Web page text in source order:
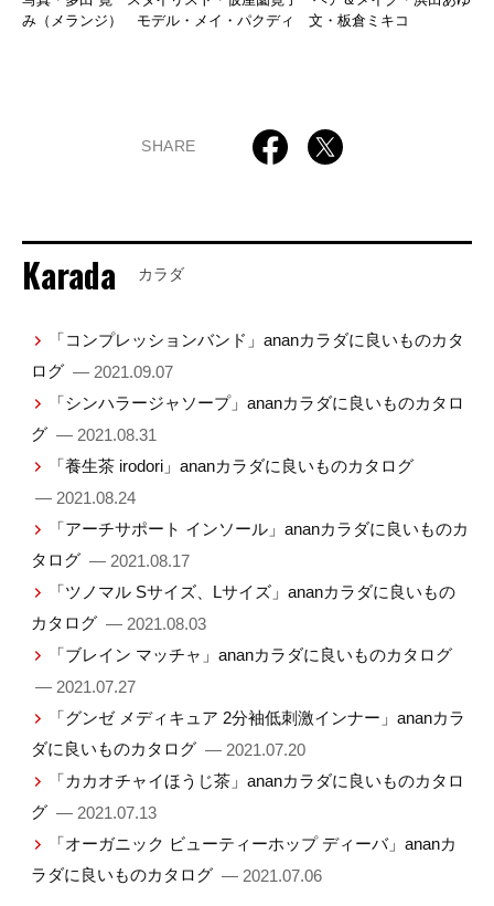
み（メランジ） モデル・メイ・パクディ 文・板倉ミキコ
SHARE
Karada カラダ
「コンプレッションバンド」ananカラダに良いものカタ
ログ — 2021.09.07
「シンハラージャソープ」ananカラダに良いものカタロ
グ — 2021.08.31
「養生茶 irodori」ananカラダに良いものカタログ
— 2021.08.24
「アーチサポート インソール」ananカラダに良いものカ
タログ — 2021.08.17
「ツノマル Sサイズ、Lサイズ」ananカラダに良いもの
カタログ — 2021.08.03
「ブレイン マッチャ」ananカラダに良いものカタログ
— 2021.07.27
「グンゼ メディキュア 2分袖低刺激インナー」ananカラ
ダに良いものカタログ — 2021.07.20
「カカオチャイほうじ茶」ananカラダに良いものカタロ
グ — 2021.07.13
「オーガニック ビューティーホップ ディーバ」ananカ
ラダに良いものカタログ — 2021.07.06